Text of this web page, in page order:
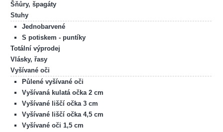
Šňůry, špagáty
Stuhy
Jednobarvené
S potiskem - puntíky
Totální výprodej
Vlásky, řasy
Vyšívané oči
Půlené vyšívané oči
Vyšívaná kulatá očka 2 cm
Vyšívané liščí očka 3 cm
Vyšívané liščí očka 4,5 cm
Vyšívané oči 1,5 cm